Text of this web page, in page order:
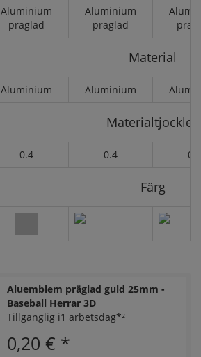
Aluminium
präglad
Aluminium
präglad
Material
Aluminium Aluminium
Materialtjocklek
0.4 0.4 0.4
Färg
Aluemblem präglad guld 25mm -
Baseball Herrar 3D
Tillgänglig i1 arbetsdag*²
0,20 € *